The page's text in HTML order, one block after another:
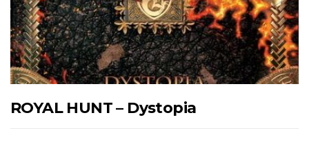
ROYAL HUNT – Dystopia